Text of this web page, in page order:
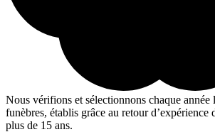
Nous vérifions et sélectionnons chaque année
funèbres, établis grâce au retour d’expérience
plus de 15 ans.